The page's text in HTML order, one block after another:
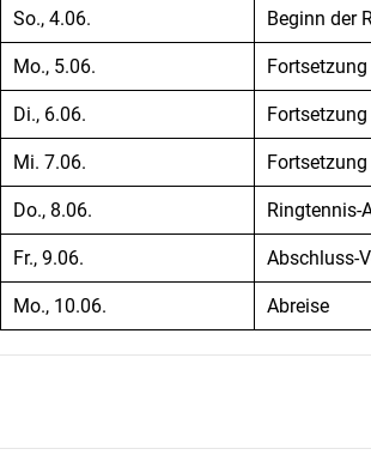
So., 4.06. Beginn der
Mo., 5.06.
Di., 6.06.
Mi. 7.06.
Do., 8.06. Ringtennis-
Fr., 9.06. Abschluss-
Mo., 10.06. Abreise